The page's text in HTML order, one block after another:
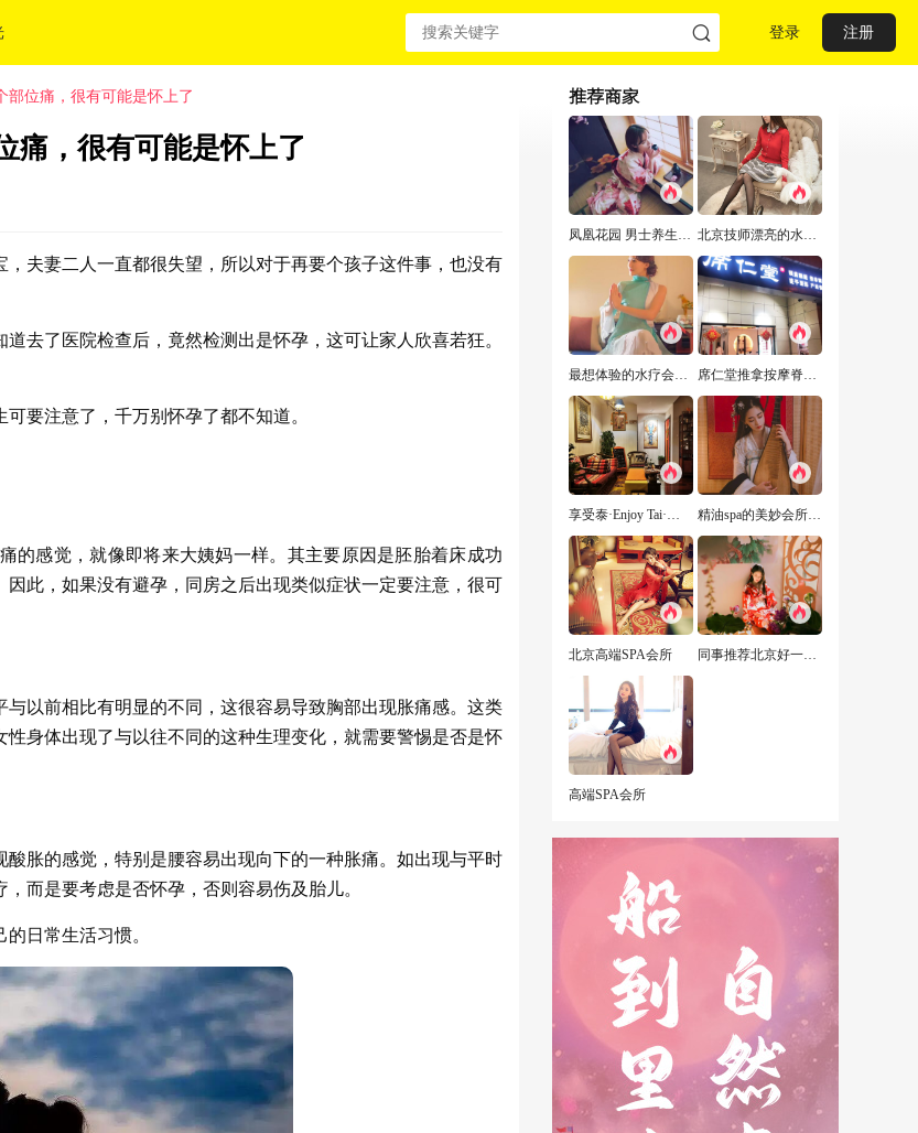
登录 注册
部位痛，很有可能是怀上了
痛，很有可能是怀上了
夫妻二人一直都很失望，所以对于再要个孩子这件事，也没有
去了医院检查后，竟然检测出是怀孕，这可让家人欣喜若狂。
要注意了，千万别怀孕了都不知道。
的感觉，就像即将来大姨妈一样。其主要原因是胚胎着床成功
此，如果没有避孕，同房之后出现类似症状一定要注意，很可
以前相比有明显的不同，这很容易导致胸部出现胀痛感。这类
身体出现了与以往不同的这种生理变化，就需要警惕是否是怀
胀的感觉，特别是腰容易出现向下的一种胀痛。如出现与平时
而是要考虑是否怀孕，否则容易伤及胎儿。
日常生活习惯。
推荐商家
凤凰花园 男士养生Spa水疗会馆推荐，来这给您一次难忘的体验 北京技师漂亮的水疗养生会所，技师专业服务细心周到
最想体验的水疗会所,让我不能自拔! 席仁堂推拿按摩脊柱调理
享受泰·Enjoy Tai·泰式古法按摩 精油spa的美妙会所经历
北京高端SPA会所 同事推荐北京好一点的男子商务会所，愿你三冬暖，愿你有两人
高端SPA会所